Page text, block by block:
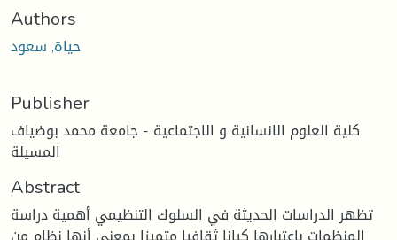
Authors
حياة, سعود
Publisher
كلية العلوم الانسانية و الاجتماعية - جامعة محمد بوضياف
المسيلة
Abstract
تظهر الدراسات الحديثة في السلوك التنظيمي أهمية دراسة